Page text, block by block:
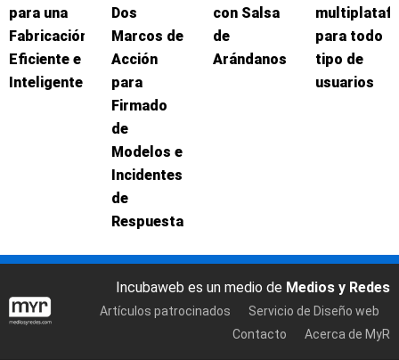
para una
Fabricación
Eficiente e
Inteligente
Dos
Marcos de
Acción
para
Firmado
de
Modelos e
Incidentes
de
Respuesta
con Salsa
de
Arándanos
para todo
tipo de
usuarios
Incubaweb es un medio de Medios y Redes
Artículos patrocinados
Servicio de Diseño web
Contacto
Acerca de MyR